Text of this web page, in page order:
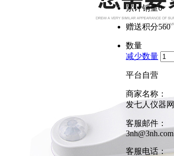
累计销量0
赠送积分560
数量
减少数量
平台自营
商家名称：
发七人仪器网
客服邮件：
3nh@3nh.com
客服电话：